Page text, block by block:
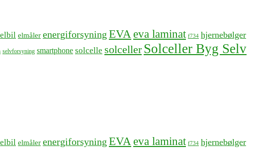
elbil elmåler energiforsyning EVA eva laminat f734 hjernebølger
selvforsyning smartphone solcelle solceller Solceller Byg Selv
elbil elmåler energiforsyning EVA eva laminat f734 hjernebølger